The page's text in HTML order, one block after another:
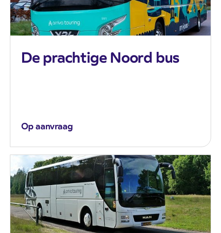
De prachtige Noord bus
Op aanvraag